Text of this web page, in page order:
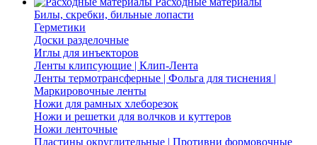
Билы, скребки, бильные лопасти
Герметики
Доски разделочные
Иглы для инъекторов
Ленты клипсующие | Клип-Лента
Ленты термотрансферные | Фольга для тиснения |
Маркировочные ленты
Ножи для рамных хлеборезок
Ножи и решетки для волчков и куттеров
Ножи ленточные
Пластины округлительные | Противни формовочные